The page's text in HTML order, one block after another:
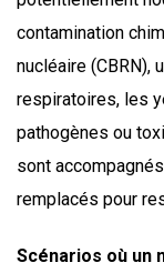
contamination
nucléaire (CBRN),
respiratoires, les
pathogènes ou
sont
remplacés pour
Scénarios où un